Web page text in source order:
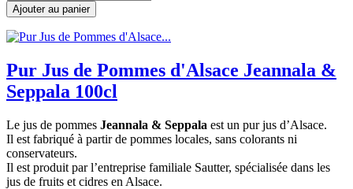
Ajouter au panier
Pur Jus de Pommes d'Alsace Jeannala &
Seppala 100cl
Le jus de pommes Jeannala & Seppala est un pur jus d’Alsace.
Il est fabriqué à partir de pommes locales, sans colorants ni
conservateurs.
Il est produit par l’entreprise familiale Sautter, spécialisée dans les
jus de fruits et cidres en Alsace.